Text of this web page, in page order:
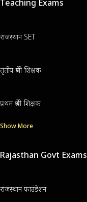
Teaching Exams
राजस्थान SET
तृतीय श्रेणी शिक्षक
प्रथम श्रेणी शिक्षक
Show More
Rajasthan Govt Exams
राजस्थान फाउंडेशन